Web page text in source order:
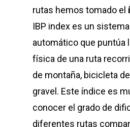
rutas hemos tomado el
IBP index es un
automático que puntúa
física de una ruta
de montaña, bicicleta
gravel. Este índice es
conocer el grado de
diferentes rutas